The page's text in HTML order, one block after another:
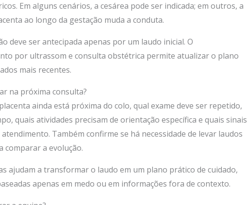
Em alguns cenários, a cesárea pode ser indicada; em outros, a
ao longo da gestação muda a conduta.
deve ser antecipada apenas por um laudo inicial. O
por ultrassom e consulta obstétrica permite atualizar o plano
mais recentes.
na próxima consulta?
ainda está próxima do colo, qual exame deve ser repetido,
quais atividades precisam de orientação específica e quais sinais
Também confirme se há necessidade de levar laudos
comparar a evolução.
ajudam a transformar o laudo em um plano prático de cuidado,
apenas em medo ou em informações fora de contexto.